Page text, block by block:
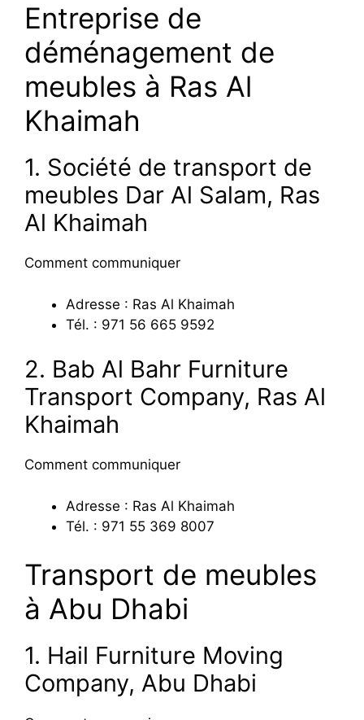
Entreprise de
déménagement de
meubles à Ras Al
Khaimah
1. Société de transport de
meubles Dar Al Salam, Ras
Al Khaimah
Comment communiquer
Adresse : Ras Al Khaimah
Tél. : 971 56 665 9592
2. Bab Al Bahr Furniture
Transport Company, Ras Al
Khaimah
Comment communiquer
Adresse : Ras Al Khaimah
Tél. : 971 55 369 8007
Transport de meubles
à Abu Dhabi
1. Hail Furniture Moving
Company, Abu Dhabi